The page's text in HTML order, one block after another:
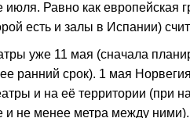
Равно как европейская
есть и залы в Испании)
уже 11 мая (сначала
ранний срок). 1 мая
и на её территории (при
и не менее метра между ними).